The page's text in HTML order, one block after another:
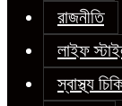
রাজনীতি
লাইফ
স্বাস্থ্য